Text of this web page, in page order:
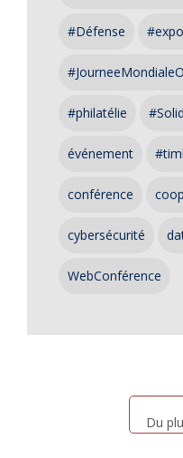
#Défense
#philatélie
événement
conférence
cybersécurité
WebConférence
Du